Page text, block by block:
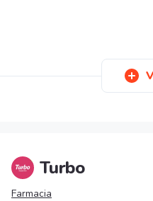
Turbo
Farmacia